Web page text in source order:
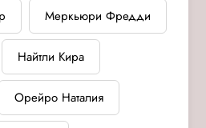
Меркьюри Фредди
Найтли Кира
Орейро Наталия